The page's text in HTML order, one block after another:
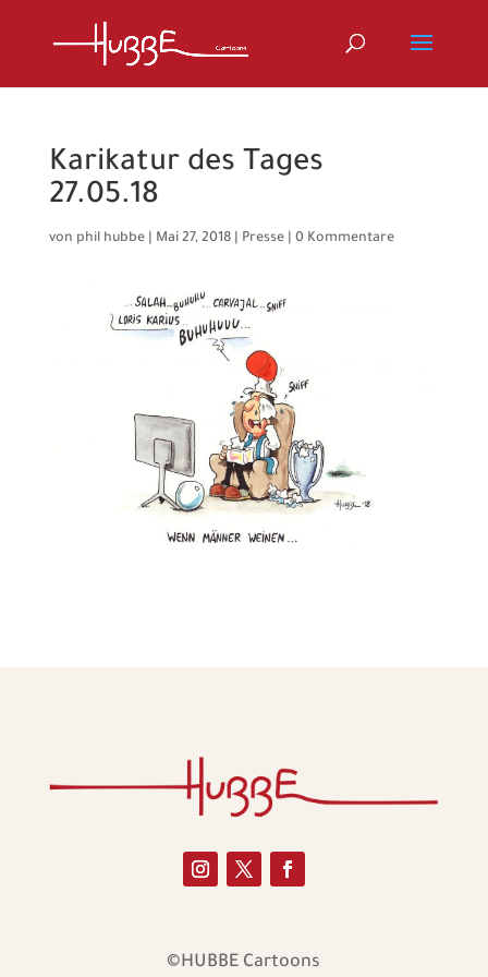
Karikatur des Tages
27.05.18
von phil hubbe| Mai 27, 2018| Presse| 0 Kommentare
©HUBBE Cartoons